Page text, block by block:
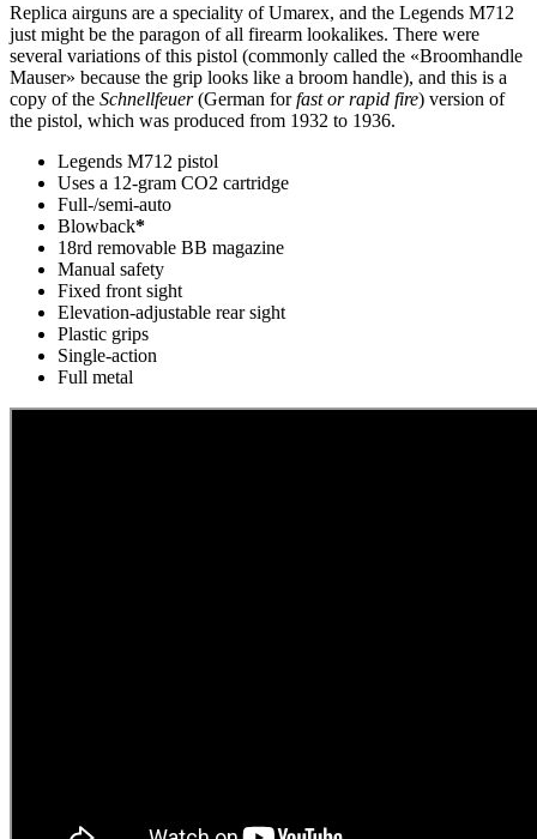
Replica airguns are a speciality of Umarex, and the Legends M712
just might be the paragon of all firearm lookalikes. There were
several variations of this pistol (commonly called the «Broomhandle
Mauser» because the grip looks like a broom handle), and this is a
copy of the Schnellfeuer(German forfast or rapid fire) version of
the pistol, which was produced from 1932 to 1936.
Legends M712 pistol
Uses a 12-gram CO2 cartridge
Full-/semi-auto
Blowback*
18rd removable BB magazine
Manual safety
Fixed front sight
Elevation-adjustable rear sight
Plastic grips
Single-action
Full metal